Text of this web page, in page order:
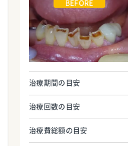
エスペレ歯科・ホープデンタルクリニック
TEL:0484624183
治療期間の目安
治療回数の目安
治療費総額の目安